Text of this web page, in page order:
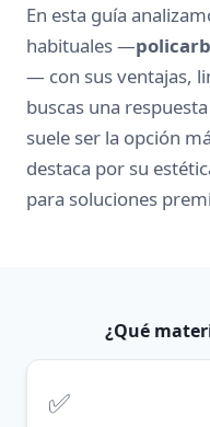
En esta guía
habituales —
— con sus ventajas,
buscas una
suele ser la opción
destaca por su
para soluciones
¿Qué
✅